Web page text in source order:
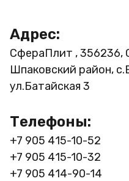
Адрес:
СфераПлит , 356236,
Шпаковский район,
ул.Батайская 3
Телефоны:
+7 905 415-10-52
+7 905 415-10-32
+7 905 414-90-14